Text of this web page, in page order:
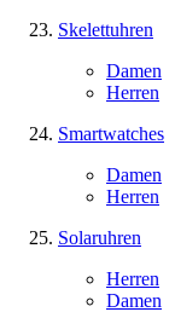
Skelettuhren
Damen
Herren
Smartwatches
Damen
Herren
Solaruhren
Herren
Damen